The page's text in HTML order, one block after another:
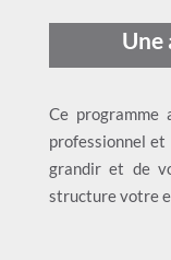
Une
Ce programme
professionnel et
grandir et de
structure votre